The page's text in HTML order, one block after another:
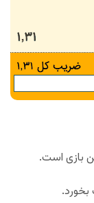
بازی است.
بخورد.